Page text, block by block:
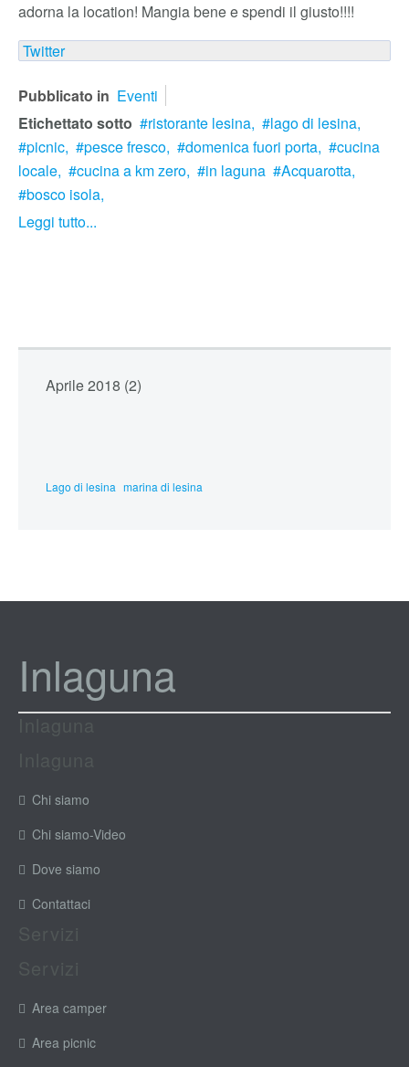
adorna la location! Mangia bene e spendi il giusto!!!!
Twitter
Pubblicato in Eventi
Etichettato sotto
ristorante lesina,
lago di lesina,
picnic,
pesce fresco, domenica fuori porta,
cucina
locale,
cucina a km zero, in laguna
Acquarotta,
bosco isola,
Leggi tutto...
Aprile 2018 (2)
Lago di lesina marina di lesina
Inlaguna
Chi siamo
Chi siamo-Video
Dove siamo
Contattaci
Area camper
Area picnic